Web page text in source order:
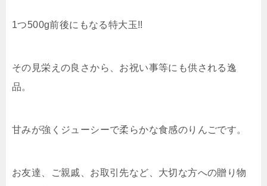
1つ500g前後にもなる特大玉!!
その見栄えの良さから、お祝い事等にも供される逸
品。
甘みが強くジューシーで柔らかな食感のりんごです。
お友達、ご親戚、お取引先など、大切な方への贈り物